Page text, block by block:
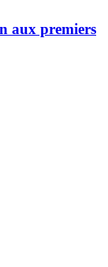
aux premiers